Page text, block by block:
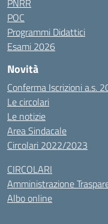
PNRR
POC
Programmi Didattici
Esami 2026
Novità
Conferma Iscrizioni a.s.
Le circolari
Le notizie
Area Sindacale
Circolari 2022/2023
CIRCOLARI
Amministrazione
Albo online